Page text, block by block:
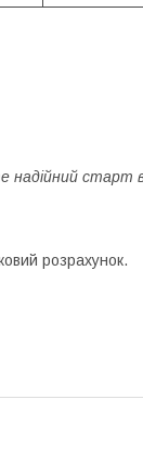
надійний старт
розрахунок.